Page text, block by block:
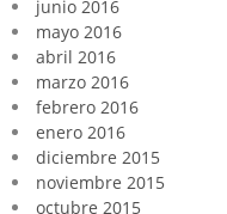
junio 2016
mayo 2016
abril 2016
marzo 2016
febrero 2016
enero 2016
diciembre 2015
noviembre 2015
octubre 2015